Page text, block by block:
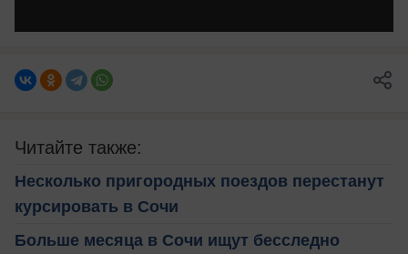
Читайте также:
Несколько пригородных поездов перестанут
курсировать в Сочи
Больше месяца в Сочи ищут бесследно